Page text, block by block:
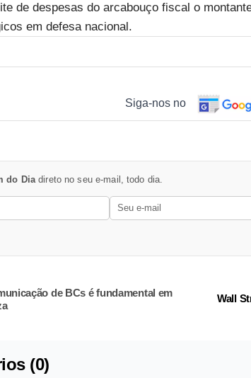
de despesas do arcabouço fiscal o
em defesa nacional.
Siga-nos no
do Dia direto no seu e-mail, todo dia.
de BCs é fundamental em
Wall
(0)